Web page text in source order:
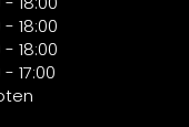
18:00
18:00
17:00